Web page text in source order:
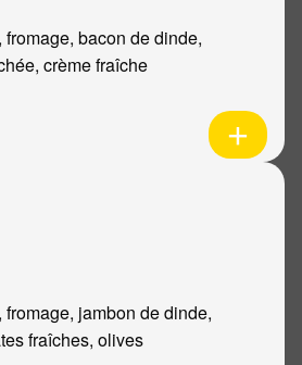
bacon de dinde,
crème fraîche
jambon de dinde,
fraîches, olives